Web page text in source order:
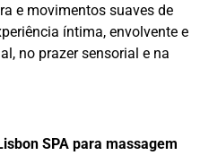
e movimentos suaves de
íntima, envolvente e
no prazer sensorial e na
SPA para massagem